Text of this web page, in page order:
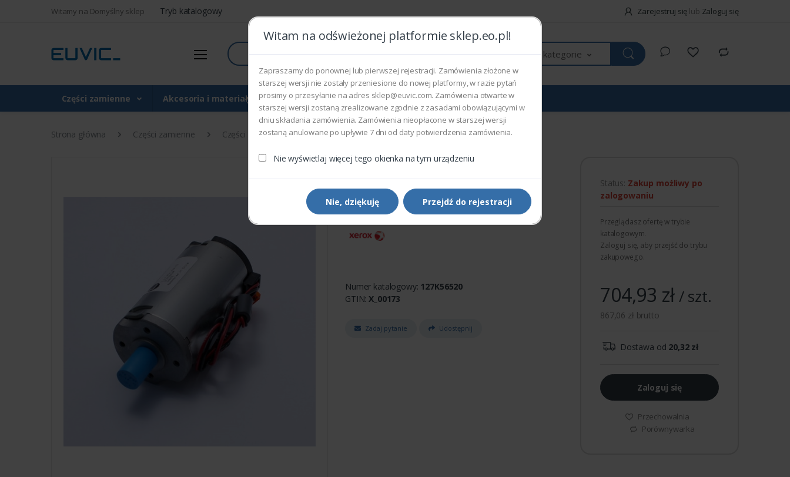
Witamy na Domyślny sklep Tryb katalogowy Zarejestruj się lub Zaloguj się
Szukaj
Wszystkie kategorie
Części zamienne Akcesoria i materiały eksploatacyjne
Witam na odświeżonej platformie sklep.eo.pl!
Zapraszamy do ponownej lub pierwszej rejestracji. Zamówienia złożone w
starszej wersji nie zostały przeniesione do nowej platformy, w razie pytań
prosimy o przesyłanie na adres sklep@euvic.com. Zamówienia otwarte w
starszej wersji zostaną zrealizowane zgodnie z zasadami obowiązującymi w
dniu składania zamówienia. Zamówienia nieopłacone w starszej wersji
zostaną anulowane po upływie 7 dni od daty potwierdzenia zamówienia.
Nie wyświetlaj więcej tego okienka na tym urządzeniu
Nie, dziękuję Przejdź do rejestracji
Strona główna Części zamienne Części do drukarek i kopiarek Xerox 127K56520 - MOTOR ASSEMBLY Y-AXIS
Części do drukarek i kopiarek
Xerox 127K56520 - MOTOR
ASSEMBLY Y-AXIS
Numer katalogowy: 127K56520
GTIN:X_00173
Zadaj pytanie Udostępnij
Status: Zakup możliwy po
zalogowaniu
Przeglądasz ofertę w trybie
katalogowym.
Zaloguj się, aby przejść do trybu
zakupowego.
704,93 zł/ szt.
867,06 zł brutto
Dostawa od 20,32 zł
Zaloguj się
Przechowalnia
Porównywarka